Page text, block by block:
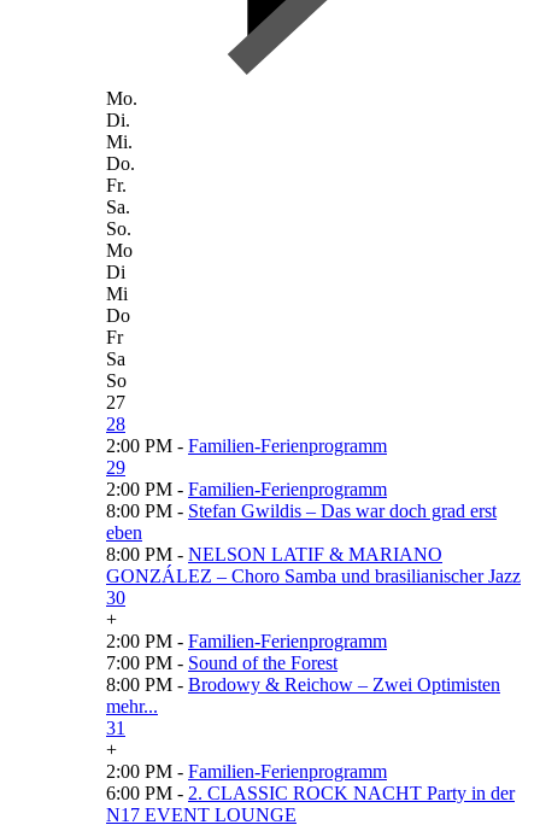
Mo.
Di.
Mi.
Do.
Fr.
Sa.
So.
Mo
Di
Mi
Do
Fr
Sa
So
27
28
2:00 PM - Familien-Ferienprogramm
29
2:00 PM - Familien-Ferienprogramm
8:00 PM - Stefan Gwildis – Das war doch grad erst
eben
8:00 PM - NELSON LATIF & MARIANO
GONZÁLEZ – Choro Samba und brasilianischer Jazz
30
+
2:00 PM - Familien-Ferienprogramm
7:00 PM - Sound of the Forest
8:00 PM - Brodowy & Reichow – Zwei Optimisten
mehr...
31
+
2:00 PM - Familien-Ferienprogramm
6:00 PM - 2. CLASSIC ROCK NACHT Party in der
N17 EVENT LOUNGE